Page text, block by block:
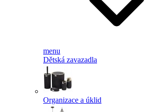
menu
Dětská zavazadla
Organizace a úklid